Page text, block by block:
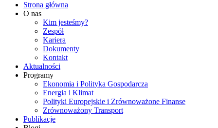
Strona główna
O nas
Kim jesteśmy?
Zespół
Kariera
Dokumenty
Kontakt
Aktualności
Programy
Ekonomia i Polityka Gospodarcza
Energia i Klimat
Polityki Europejskie i Zrównoważone Finanse
Zrównoważony Transport
Publikacje